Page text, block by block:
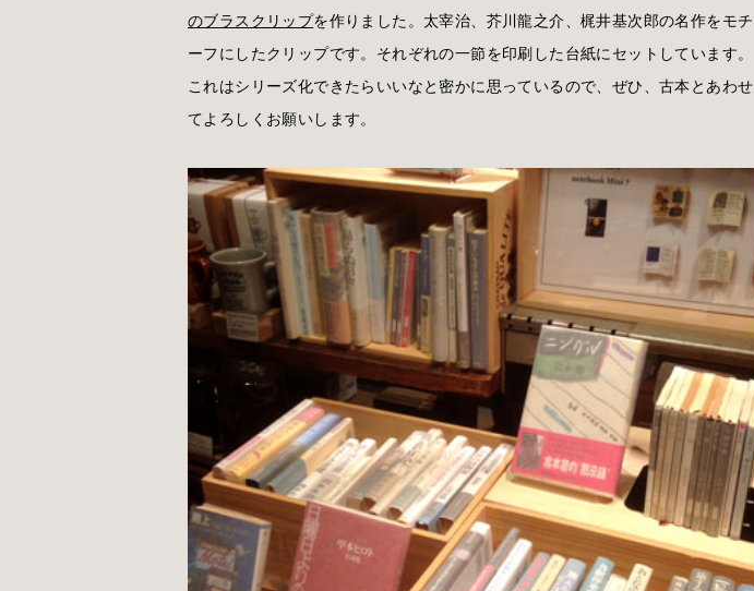
のブラスクリップを作りました。太宰治、芥川龍之介、梶井基次郎の名作をモチ
ーフにしたクリップです。それぞれの一節を印刷した台紙にセットしています。
これはシリーズ化できたらいいなと密かに思っているので、ぜひ、古本とあわせ
てよろしくお願いします。